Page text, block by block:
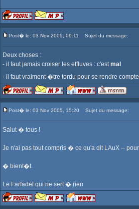
Post� le: 03 Nov 2005, 09:11 Sujet du message:
Deux choses :
- il faut jamais croiser les effluves : c'estmal
- il faut vraiment �tre tordu pour se rendre
Post� le: 03 Nov 2005, 15:20 Sujet du message:
Salut � tous !
Je n'ai pas tout compris � ce qu'a dit LAuX --
� bient�t.
Le Farfadet qui ne sert � rien